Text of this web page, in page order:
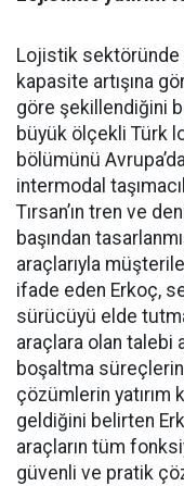
Lojistik sektöründe
kapasi­te artışına
göre şekillendiği­ni
büyük ölçekli Türk
bölümü­nü
intermodal
Tırsan’ın tren ve
başından
araçlarıyla
ifade eden Erkoç,
sürücüyü el­de
araçlara olan talebi
boşaltma süreçlerini
çözümlerin yatı­rım
geldiğini belirten
araçların tüm
güvenli ve pratik